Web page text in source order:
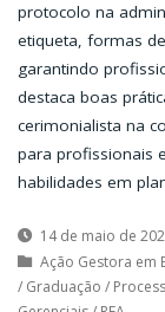
protocolo na
etiqueta, formas
garantindo
destaca boas
cerimonialista na
para profissionais
habilidades em
14 de maio de
Ação Gestora em
/ Graduação /